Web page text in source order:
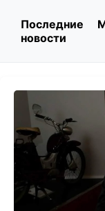
Последние
новости